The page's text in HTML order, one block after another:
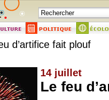
d’artifice fait plouf
14 juillet
Le feu